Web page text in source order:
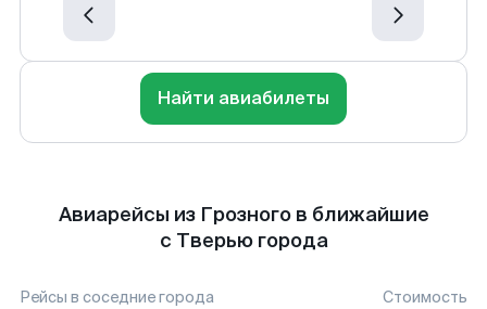
Найти авиабилеты
Авиарейсы из Грозного в ближайшие
с Тверью города
Рейсы в соседние города Стоимость